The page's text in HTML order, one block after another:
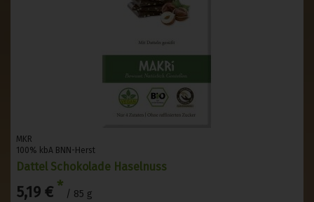
MKR
100% kbA BNN-Herst
Dattel Schokolade Haselnuss
5,19 € * / 85 g